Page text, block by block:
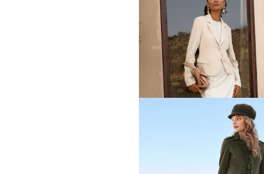
MADELEINE
Blazer
64,95 €239,95 €
Meilleur prix sous 30 jours**: 99,95 €